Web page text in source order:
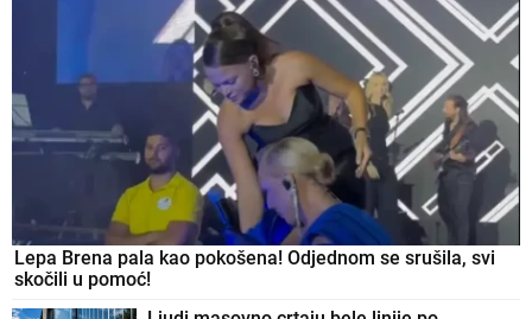
Lepa Brena pala kao pokošena! Odjednom se srušila, svi
skočili u pomoć!